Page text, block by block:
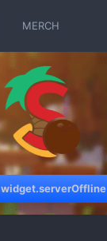
MERCH
widget.serverOffline